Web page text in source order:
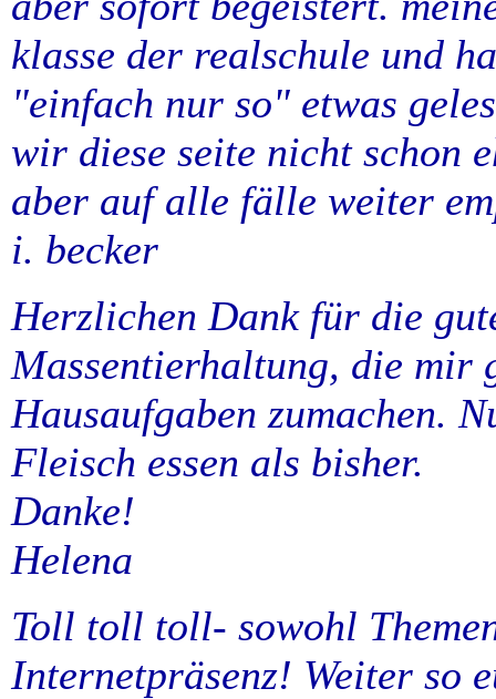
klasse der realschule und
"einfach nur so" etwas
wir diese seite nicht schon
aber auf alle fälle weiter
i. becker
Herzlichen Dank für die
Massentierhaltung, die mir
Hausaufgaben zumachen.
Fleisch essen als bisher.
Danke!
Helena
Toll toll toll- sowohl
Internetpräsenz! Weiter so